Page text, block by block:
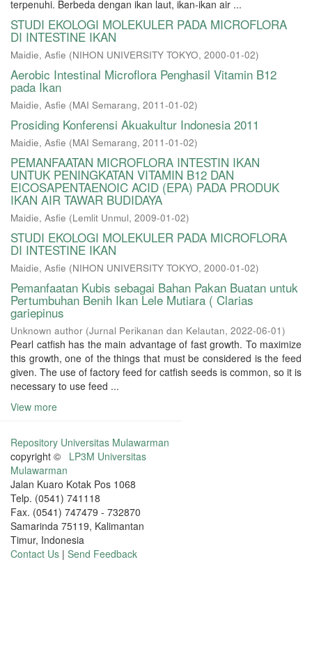
terpenuhi. Berbeda dengan ikan laut, ikan-ikan air ...
STUDI EKOLOGI MOLEKULER PADA MICROFLORA
DI INTESTINE IKAN
Maidie, Asfie (NIHON UNIVERSITY TOKYO, 2000-01-02)
Aerobic Intestinal Microflora Penghasil Vitamin B12
pada Ikan
Maidie, Asfie (MAI Semarang, 2011-01-02)
Prosiding Konferensi Akuakultur Indonesia 2011
Maidie, Asfie (MAI Semarang, 2011-01-02)
PEMANFAATAN MICROFLORA INTESTIN IKAN
UNTUK PENINGKATAN VITAMIN B12 DAN
EICOSAPENTAENOIC ACID (EPA) PADA PRODUK
IKAN AIR TAWAR BUDIDAYA
Maidie, Asfie (Lemlit Unmul, 2009-01-02)
STUDI EKOLOGI MOLEKULER PADA MICROFLORA
DI INTESTINE IKAN
Maidie, Asfie (NIHON UNIVERSITY TOKYO, 2000-01-02)
Pemanfaatan Kubis sebagai Bahan Pakan Buatan untuk
Pertumbuhan Benih Ikan Lele Mutiara ( Clarias
gariepinus
Unknown author (Jurnal Perikanan dan Kelautan, 2022-06-01)
Pearl catfish has the main advantage of fast growth. To maximize
this growth, one of the things that must be considered is the feed
given. The use of factory feed for catfish seeds is common, so it is
necessary to use feed ...
View more
Repository Universitas Mulawarman
copyright © LP3M Universitas
Mulawarman
Jalan Kuaro Kotak Pos 1068
Telp. (0541) 741118
Fax. (0541) 747479 - 732870
Samarinda 75119, Kalimantan
Timur, Indonesia
Contact Us | Send Feedback